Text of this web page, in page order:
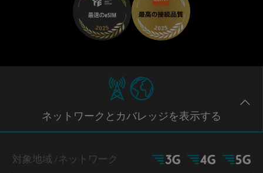
ネットワークとカバレッジを表示する
対象地域 /ネットワーク